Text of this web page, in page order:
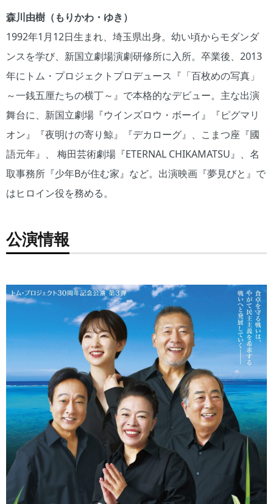
森川由樹（もりかわ・ゆき）
1992年1月12日生まれ、埼玉県出身。幼い頃からモダンダ
ンスを学び、新国立劇場演劇研修所に入所。卒業後、2013
年にトム・プロジェクトプロデュース『「百枚めの写真」
～一銭五厘たちの横丁～』で本格的なデビュー。主な出演
舞台に、新国立劇場『ウインズロウ・ボーイ』『ピグマリ
オン』『夜明けの寄り鯨』『デカローグ』、こまつ座『國
語元年』、 梅田芸術劇場『ETERNAL CHIKAMATSU』、名
取事務所『少年Bが住む家』など。出演映画『夢見びと』で
はヒロイン役を務める。
公演情報